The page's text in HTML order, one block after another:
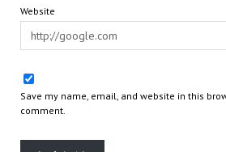
Website
Save my name, email, and website in this
comment.